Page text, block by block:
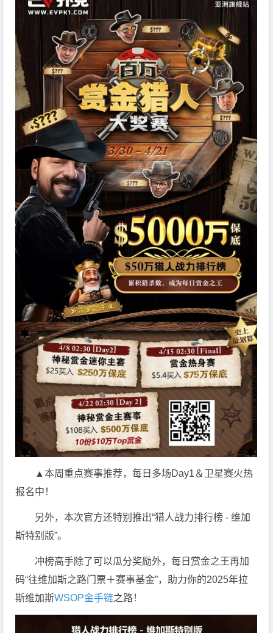
▲本周重点赛事推荐，每日多场Day1＆卫星赛火热
报名中！
另外，本次官方还特别推出“猎人战力排行榜 - 维加
斯特别版”。
冲榜高手除了可以瓜分奖励外，每日赏金之王再加
码“往维加斯之路门票＋赛事基金”，助力你的2025年拉
斯维加斯WSOP金手链之路！